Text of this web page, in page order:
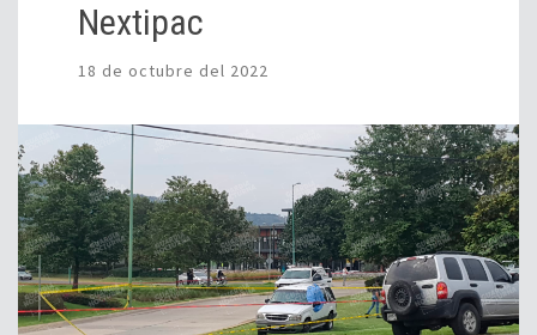
Nextipac
18 de octubre del 2022